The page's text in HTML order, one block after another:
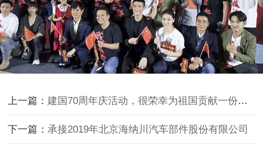
上一篇：建国70周年庆活动，很荣幸为祖国贡献一份力量
下一篇：承接2019年北京海纳川汽车部件股份有限公司